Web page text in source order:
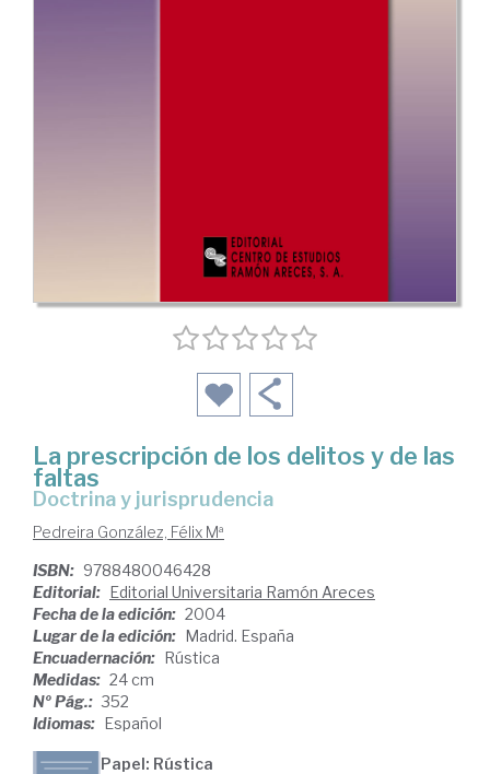
La prescripción de los delitos y de las
faltas
doctrina y jurisprudencia
Pedreira González, Félix Mª
ISBN: 9788480046428
Editorial: Editorial Universitaria Ramón Areces
Fecha de la edición: 2004
Lugar de la edición: Madrid. España
Encuadernación: Rústica
Medidas: 24 cm
Nº Pág.: 352
Idiomas: Español
Papel: Rústica